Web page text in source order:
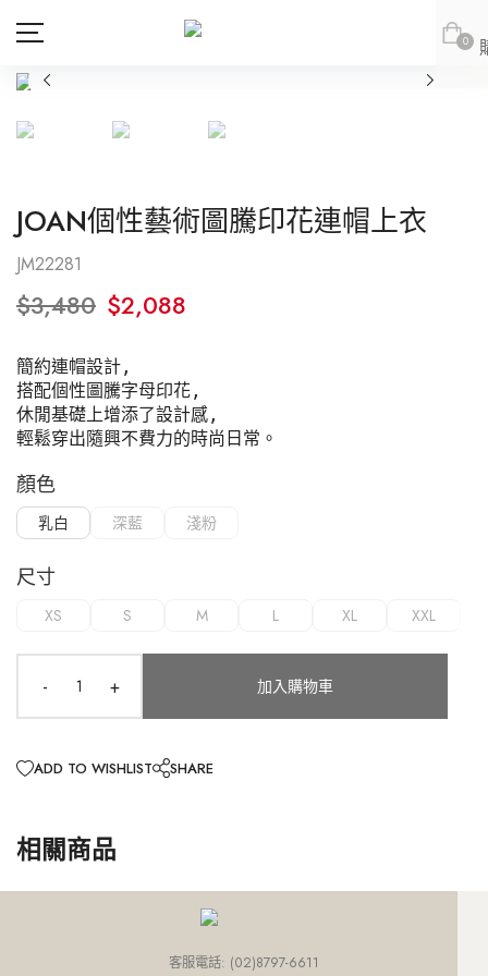
0
新品上市
JOAN
DITA
DE NOVO
JOAN
上身
連身款
外套
DITA
下身
連身款
上身
下身
外套
DE NOVO
上身
連身款
外套
網紅推薦款
培培推薦專區
小田推薦專區
網路限定價
精選特惠4折
新品上市
abito
DE NOVO
JOAN
上身
下身
連身款
外套
所有商品
上身
下身
連身款
外套
abito
所有商品
上身
下身
連身款
外套
DE NOVO
所有商品
上身
下身
連身款
(LOOKBOOK)
網紅推薦款
SALE
網路限定價
超值入手4折
會員登出
JOAN個性藝術圖騰印花連帽上衣
JM22281
$3,480 $2,088
簡約連帽設計,
搭配個性圖騰字母印花,
休閒基礎上增添了設計感,
輕鬆穿出隨興不費力的時尚日常。
顏色
乳白 深藍 淺粉
尺寸
XS S M L XL XXL
- + 加入購物車
ADD TO WISHLIST SHARE
相關商品
客服電話: (02)8797-6611